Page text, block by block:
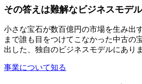
その答えは難解なビジネスモデ
小さな宝石が数百億円の市場を生み出
まで誰も目をつけてこなかった中古の
出した、独自のビジネスモデルにありま
事業について知る